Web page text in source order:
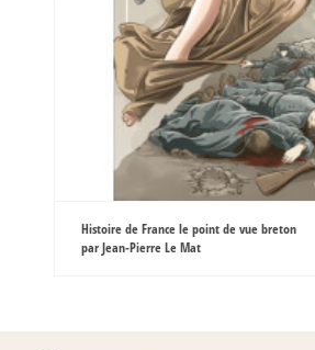
Histoire de France le point de vue breton
par Jean-Pierre Le Mat